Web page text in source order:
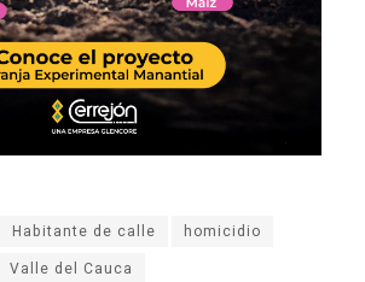
Habitante de calle
homicidio
Valle del Cauca